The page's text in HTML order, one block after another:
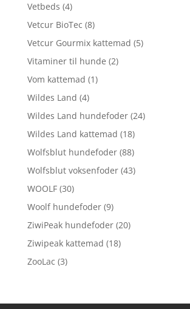
Vetbeds (4)
Vetcur BioTec (8)
Vetcur Gourmix kattemad (5)
Vitaminer til hunde (2)
Vom kattemad (1)
Wildes Land (4)
Wildes Land hundefoder (24)
Wildes Land kattemad (18)
Wolfsblut hundefoder (88)
Wolfsblut voksenfoder (43)
WOOLF (30)
Woolf hundefoder (9)
ZiwiPeak hundefoder (20)
Ziwipeak kattemad (18)
ZooLac (3)